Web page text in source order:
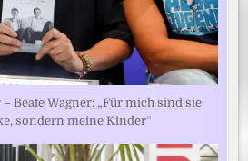
Beate Wagner: „Für mich sind sie
sondern meine Kinder“